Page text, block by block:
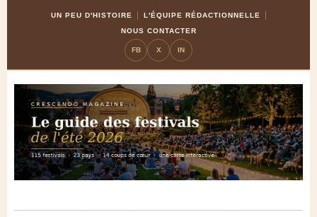
UN PEU D'HISTOIRE
L'ÉQUIPE RÉDACTIONNELLE
NOUS CONTACTER
FB X IN